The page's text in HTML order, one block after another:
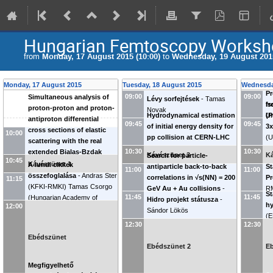
Hungarian Femtoscopy
from Monday, 17 August 2015 (10:00) to Wednesday, 19 August
Monday, 17 August 2015
10:00
Simultaneous analysis of
proton-proton and proton-
antiproton differential
cross sections of elastic
scattering with the real
extended Bialas-Bzdak
model - Frigyes Janos
Nemes (Hungarian Academy
of Sciences (HU))
10:45 Kávészünet 1
11:15
A lundi cikkek
összefoglalása -Andras Ster
(KFKI-RMKI) Tamas Csorgo
(Hungarian Academy of
12:00
Ebédszünet
Megfigyelhető
Tuesday, 18 August 2015
09:00
Lévy sorfejtések - Tamas
Novak
09:45
Hydrodynamical estimation
of initial energy density for
pp collision at CERN-LHC
energies - Mate Csanad
10:30 Kávészünet 3
11:00
Search for particle-
antiparticle back-to-back
correlations in √s(NN) = 200
GeV Au + Au collisions -
Márton Imre Nagy (ELTE)
11:45 Hidro projekt státusza -
Sándor Lökös
12:30
Ebédszünet 2
09:00
09:45
(
10:30
11:00
11:45
(
12:30